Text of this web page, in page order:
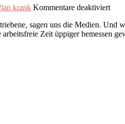
krank Kommentare deaktiviertfür
4/
sagen uns die Medien. Und
Zeit üppiger bemessen